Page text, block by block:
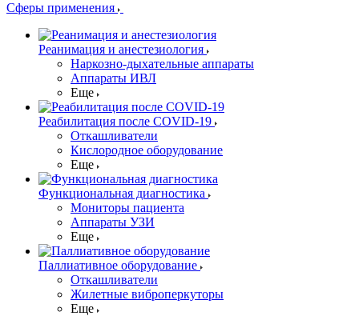
Сферы применения
Реанимация и анестезиология
Наркозно-дыхательные аппараты
Аппараты ИВЛ
Еще
Реабилитация после COVID-19
Откашливатели
Кислородное оборудование
Еще
Функциональная диагностика
Мониторы пациента
Аппараты УЗИ
Еще
Паллиативное оборудование
Откашливатели
Жилетные виброперкуторы
Еще